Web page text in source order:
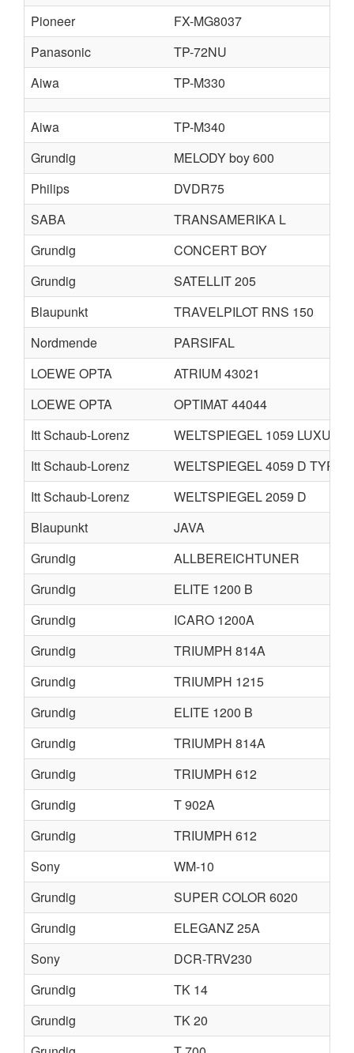
Pioneer
FX-MG8037
Panasonic
TP-72NU
Aiwa
TP-M330
Aiwa
TP-M340
Grundig
MELODY boy 600
Philips
DVDR75
SABA
TRANSAMERIKA L
Grundig
CONCERT BOY
Grundig
SATELLIT 205
Blaupunkt
TRAVELPILOT RNS 150
Nordmende
PARSIFAL
LOEWE OPTA
ATRIUM 43021
LOEWE OPTA
OPTIMAT 44044
Itt Schaub-Lorenz
WELTSPIEGEL 1059 LUXUS
Itt Schaub-Lorenz
WELTSPIEGEL 4059 D TYPE
Itt Schaub-Lorenz
WELTSPIEGEL 2059 D
Blaupunkt
JAVA
Grundig
ALLBEREICHTUNER
Grundig
ELITE 1200 B
Grundig
ICARO 1200A
Grundig
TRIUMPH 814A
Grundig
TRIUMPH 1215
Grundig
ELITE 1200 B
Grundig
TRIUMPH 814A
Grundig
TRIUMPH 612
Grundig
T 902A
Grundig
TRIUMPH 612
Sony
WM-10
Grundig
SUPER COLOR 6020
Grundig
ELEGANZ 25A
Sony
DCR-TRV230
Grundig
TK 14
Grundig
TK 20